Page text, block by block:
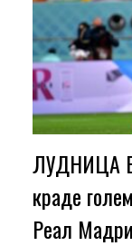
ЛУДНИЦА
краде
Реал